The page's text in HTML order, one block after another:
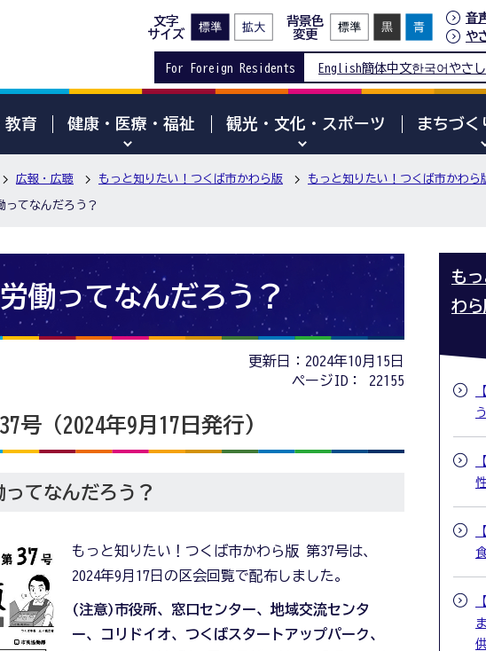
文字
サイズ
背景色
変更
音
や
For Foreign Residents English簡体中文한국어 やさ
教育 健康・医療・福祉 観光・文化・スポーツ まちづく
広報・広聴 もっと知りたい！つくば市かわら版 もっと知りたい！つくば市かわら
ってなんだろう？
働ってなんだろう？
更新日：2024年10月15日
ページID：
22155
号（2024年9月17日発行)
てなんだろう？
もっと知りたい！つくば市かわら版 第37号は、
2024年9月17日の区会回覧で配布しました。
(注意)市役所、窓口センター、地域交流センタ
ー、コリドイオ、つくばスタートアップパーク、
も
わら